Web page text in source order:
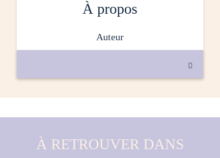
À propos
auteur

À RETROUVER DANS